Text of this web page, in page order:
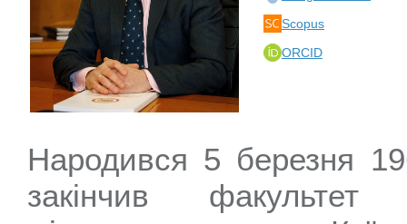
Scopus
ORCID
Народився 5 березня
закінчив